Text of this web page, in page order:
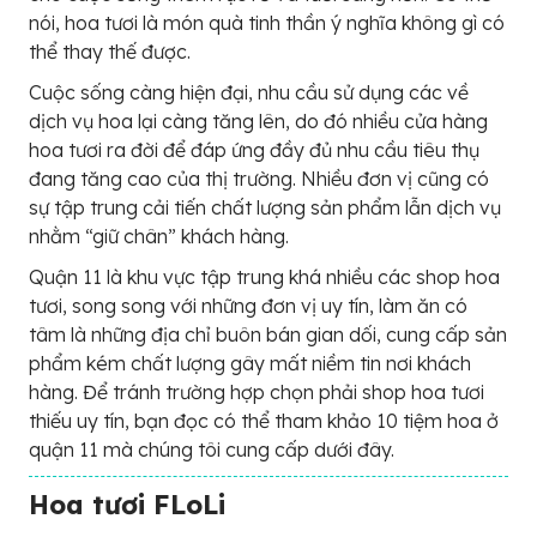
nói, hoa tươi là món quà tinh thần ý nghĩa không gì có
thể thay thế được.
Cuộc sống càng hiện đại, nhu cầu sử dụng các về
dịch vụ hoa lại càng tăng lên, do đó nhiều cửa hàng
hoa tươi ra đời để đáp ứng đầy đủ nhu cầu tiêu thụ
đang tăng cao của thị trường. Nhiều đơn vị cũng có
sự tập trung cải tiến chất lượng sản phẩm lẫn dịch vụ
nhằm “giữ chân” khách hàng.
Quận 11 là khu vực tập trung khá nhiều các shop hoa
tươi, song song với những đơn vị uy tín, làm ăn có
tâm là những địa chỉ buôn bán gian dối, cung cấp sản
phẩm kém chất lượng gây mất niềm tin nơi khách
hàng. Để tránh trường hợp chọn phải shop hoa tươi
thiếu uy tín, bạn đọc có thể tham khảo 10 tiệm hoa ở
quận 11 mà chúng tôi cung cấp dưới đây.
Hoa tươi FLoLi